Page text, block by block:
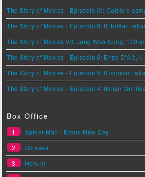
The Story of Movies - Episodio IX: Calcio e
The Story of Movies - Episodio 8: Il thriller
The Story of Movies VII: Jung Woo-Sung, 100
The Story of Movies - Episodio 6: Enzo D'Alò,
The Story of Movies - Episodio 5: Il comico
The Story of Movies - Episodio 4: Italian
Box Office
1
Spider-Man - Brand New Day
2
Odissea
3
Hokum